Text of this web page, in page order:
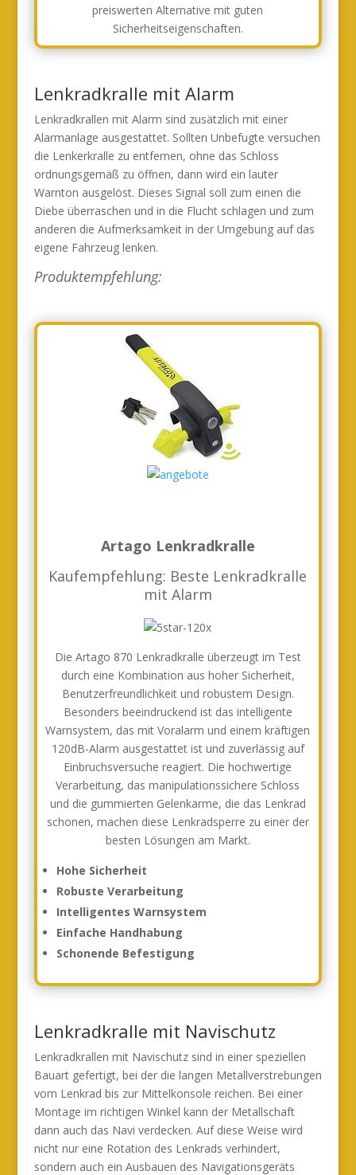
preiswerten Alternative mit guten
Sicherheitseigenschaften.
Lenkradkralle mit Alarm
Lenkradkrallen mit Alarm sind zusätzlich mit einer
Alarmanlage ausgestattet. Sollten Unbefugte versuchen
die Lenkerkralle zu entfernen, ohne das Schloss
ordnungsgemäß zu öffnen, dann wird ein lauter
Warnton ausgelöst. Dieses Signal soll zum einen die
Diebe überraschen und in die Flucht schlagen und zum
anderen die Aufmerksamkeit in der Umgebung auf das
eigene Fahrzeug lenken.
Produktempfehlung:
Artago Lenkradkralle
Kaufempfehlung: Beste Lenkradkralle
mit Alarm
Die Artago 870 Lenkradkralle überzeugt im Test
durch eine Kombination aus hoher Sicherheit,
Benutzerfreundlichkeit und robustem Design.
Besonders beeindruckend ist das intelligente
Warnsystem, das mit Voralarm und einem kräftigen
120dB-Alarm ausgestattet ist und zuverlässig auf
Einbruchsversuche reagiert. Die hochwertige
Verarbeitung, das manipulationssichere Schloss
und die gummierten Gelenkarme, die das Lenkrad
schonen, machen diese Lenkradsperre zu einer der
besten Lösungen am Markt.
Hohe Sicherheit
Robuste Verarbeitung
Intelligentes Warnsystem
Einfache Handhabung
Schonende Befestigung
Lenkradkralle mit Navischutz
Lenkradkrallen mit Navischutz sind in einer speziellen
Bauart gefertigt, bei der die langen Metallverstrebungen
vom Lenkrad bis zur Mittelkonsole reichen. Bei einer
Montage im richtigen Winkel kann der Metallschaft
dann auch das Navi verdecken. Auf diese Weise wird
nicht nur eine Rotation des Lenkrads verhindert,
sondern auch ein Ausbauen des Navigationsgeräts